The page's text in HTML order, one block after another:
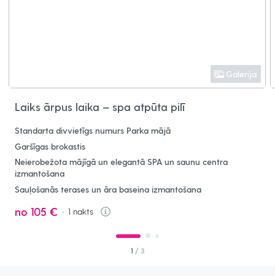
Galerija
Laiks ārpus laika – spa atpūta pilī
Standarta divvietīgs numurs Parka mājā
Garšīgas brokastis
Neierobežota mājīgā un elegantā SPA un saunu centra
izmantošana
Sauļošanās terases un āra baseina izmantošana
no 105 € 1nakts
Info
1 / 3